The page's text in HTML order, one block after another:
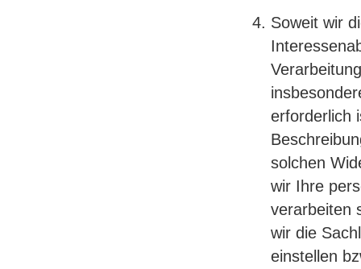
Soweit wir
erforderlich
solchen
wir Ihre
verarbeiten
wir die
einstellen